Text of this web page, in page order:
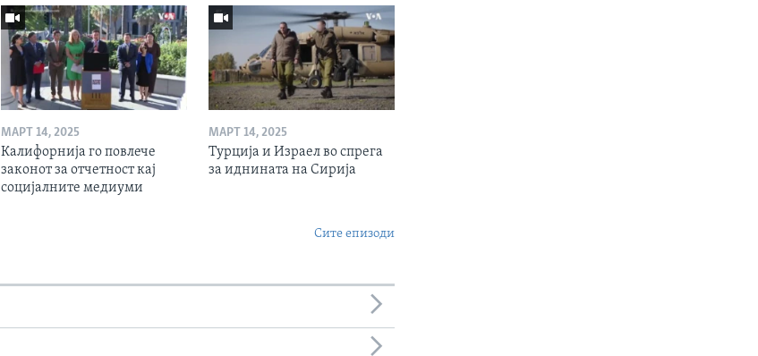
МАРТ 14, 2025
Калифорнија го повлече
законот за отчетност кај
социјалните медиуми
МАРТ 14, 2025
Турција и Израел во спрега
за иднината на Сирија
Сите епизоди